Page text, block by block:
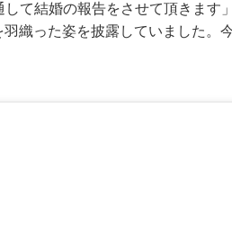
て結婚の報告をさせて頂きます
織った姿を披露していました。